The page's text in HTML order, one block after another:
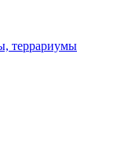
террариумы